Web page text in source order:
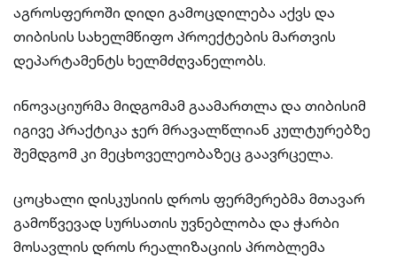
აგროსფეროში დიდი გამოცდილება აქვს და
თიბისის სახელმწიფო პროექტების მართვის
დეპარტამენტს ხელმძღვანელობს.
ინოვაციურმა მიდგომამ გაამართლა და თიბისიმ
იგივე პრაქტიკა ჯერ მრავალწლიან კულტურებზე
შემდგომ კი მეცხოველეობაზეც გაავრცელა.
ცოცხალი დისკუსიის დროს ფერმერებმა მთავარ
გამოწვევად სურსათის უვნებლობა და ჭარბი
მოსავლის დროს რეალიზაციის პრობლემა